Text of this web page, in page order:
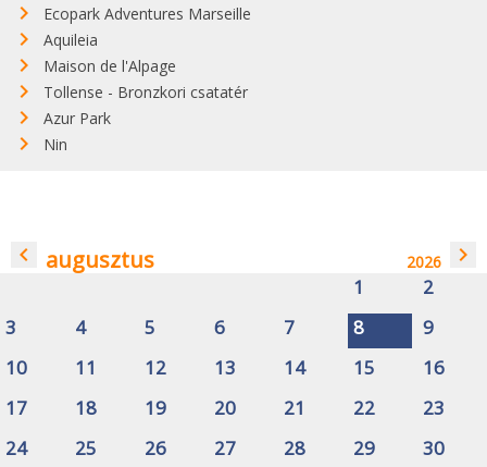
Ecopark Adventures Marseille
Aquileia
Maison de l'Alpage
Tollense - Bronzkori csatatér
Azur Park
Nin
navigate_before augusztus 2026 navigate_next
1
2
3
4 5 6 7 8
9
10
11 12 13 14 15
16
17
18 19 20 21 22
23
24
25 26 27 28 29
30